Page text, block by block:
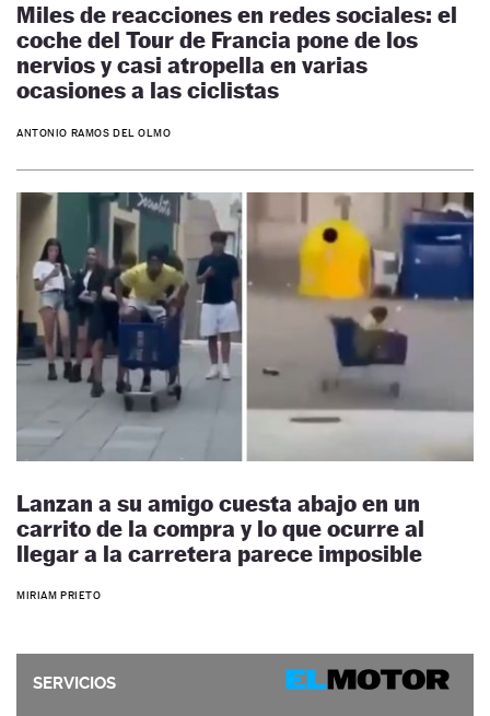
Miles de reacciones en redes sociales: el
coche del Tour de Francia pone de los
nervios y casi atropella en varias
ocasiones a las ciclistas
ANTONIO RAMOS DEL OLMO
Lanzan a su amigo cuesta abajo en un
carrito de la compra y lo que ocurre al
llegar a la carretera parece imposible
MIRIAM PRIETO